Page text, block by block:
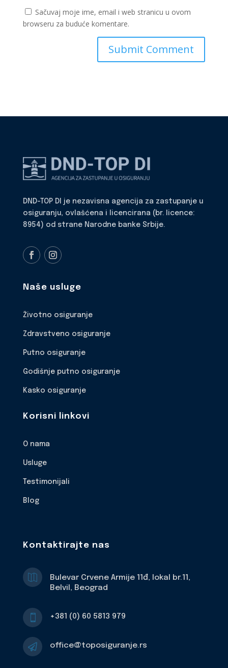
Sačuvaj moje ime, email i web stranicu u ovom
browseru za buduće komentare.
DND-TOP DI je nezavisna agencija za zastupanje u
osiguranju, ovlašćena i licencirana (br. licence:
8954) od strane Narodne banke Srbije.
Naše usluge
Životno osiguranje
Zdravstveno osiguranje
Putno osiguranje
Godišnje putno osiguranje
Kasko osiguranje
Korisni linkovi
O nama
Usluge
Testimonijali
Blog
Kontaktirajte nas

Bulevar Crvene Armije 11đ, lokal br.11,
Belvil, Beograd
 +381 (0) 60 5813 979
 office@toposiguranje.rs